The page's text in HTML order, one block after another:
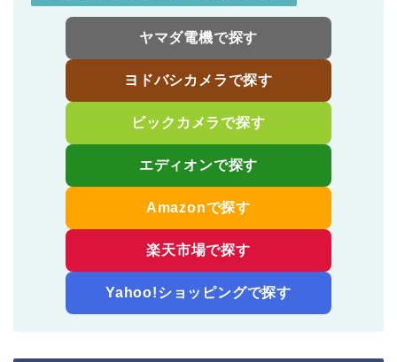
ヤマダ電機で探す
ヨドバシカメラで探す
ビックカメラで探す
エディオンで探す
Amazonで探す
楽天市場で探す
Yahoo!ショッピングで探す